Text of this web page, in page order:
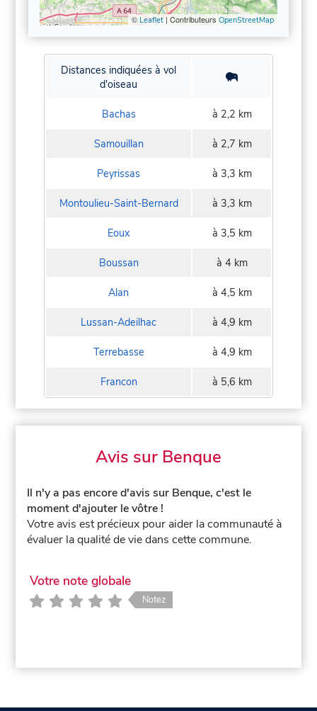
© Leaflet| Contributeurs OpenStreetMap
Distances indiquées à vol
d'oiseau
Bachas à 2,2 km
Samouillan à 2,7 km
Peyrissas à 3,3 km
Montoulieu-Saint-Bernard à 3,3 km
Eoux à 3,5 km
Boussan à 4 km
Alan à 4,5 km
Lussan-Adeilhac à 4,9 km
Terrebasse à 4,9 km
Francon à 5,6 km
Avis sur Benque
Il n'y a pas encore d'avis sur Benque, c'est le
moment d'ajouter le vôtre !
Votre avis est précieux pour aider la communauté à
évaluer la qualité de vie dans cette commune.
Votre note globale
Notez